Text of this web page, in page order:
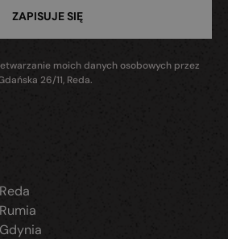
moich danych osobowych przez
26/11, Reda.